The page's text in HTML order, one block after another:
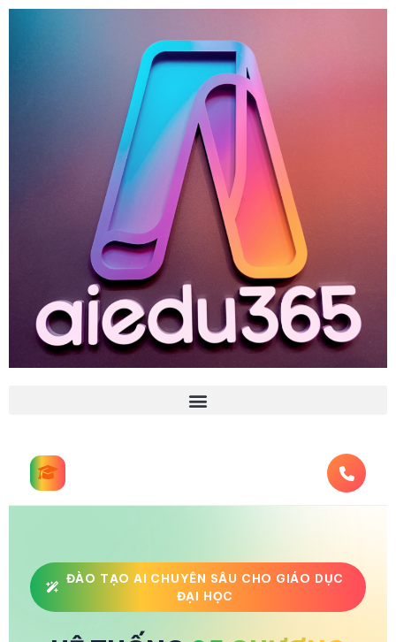
ĐÀO TẠO AI CHUYÊN SÂU CHO GIÁO DỤC
ĐẠI HỌC